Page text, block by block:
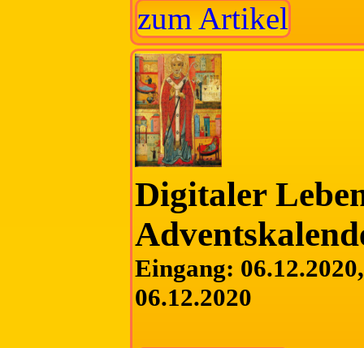
zum Artikel
Digitaler
Eingang:
06.12.2020